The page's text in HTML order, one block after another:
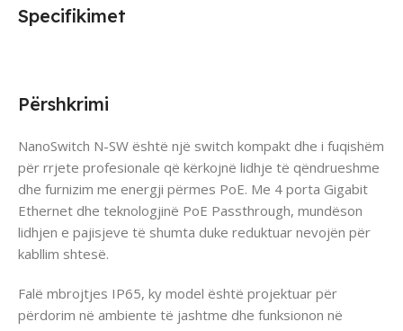
Përshkrimi
NanoSwitch N-SW është një switch kompakt dhe i fuqishëm
për rrjete profesionale që kërkojnë lidhje të qëndrueshme
dhe furnizim me energji përmes PoE. Me 4 porta Gigabit
Ethernet dhe teknologjinë PoE Passthrough, mundëson
lidhjen e pajisjeve të shumta duke reduktuar nevojën për
kabllim shtesë.
Falë mbrojtjes IP65, ky model është projektuar për
përdorim në ambiente të jashtme dhe funksionon në
Specifikimet